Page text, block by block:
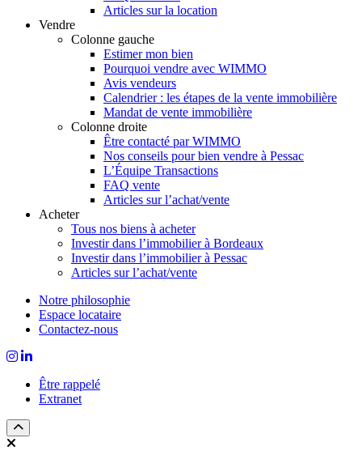
Articles sur la location
Vendre
Colonne gauche
Estimer mon bien
Pourquoi vendre avec WIMMO
Avis vendeurs
Calendrier : les étapes de la vente immobilière
Mandat de vente immobilière
Colonne droite
Être contacté par WIMMO
Nos conseils pour bien vendre à Pessac
L’Équipe Transactions
FAQ vente
Articles sur l’achat/vente
Acheter
Tous nos biens à acheter
Investir dans l’immobilier à Bordeaux
Investir dans l’immobilier à Pessac
Articles sur l’achat/vente
Notre philosophie
Espace locataire
Contactez-nous
Être rappelé
Extranet